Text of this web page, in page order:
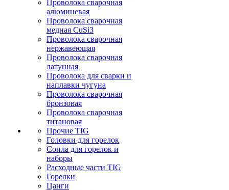
Проволока сварочная
алюминевая
Проволока сварочная
медная CuSi3
Проволока сварочная
нержавеющая
Проволока сварочная
латунная
Проволока для сварки и
наплавки чугуна
Проволока сварочная
бронзовая
Проволока сварочная
титановая
Прочие TIG
Головки для горелок
Сопла для горелок и
наборы
Расходные части TIG
Горелки
Цанги